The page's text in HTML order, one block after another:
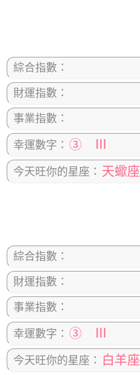
綜合指數：
財運指數：
事業指數：
幸運數字： ③ Ⅲ
今天旺你的星座： 天蠍座
綜合指數：
財運指數：
事業指數：
幸運數字： ③ Ⅲ
今天旺你的星座： 白羊座